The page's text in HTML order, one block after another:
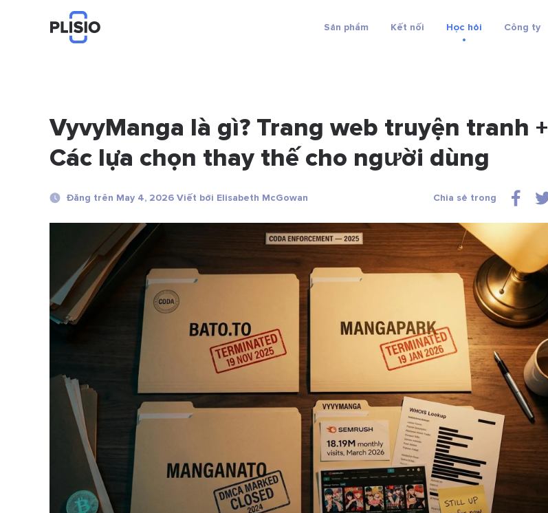
Sản phẩm Kết nối Học hỏi Công ty
VyvyManga là gì? Trang web truyện tranh +
Các lựa chọn thay thế cho người dùng
Đăng trên May 4, 2026 Viết bởi Elisabeth McGowan Chia sẻ trong